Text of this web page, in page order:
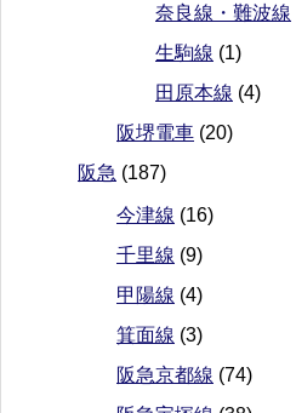
奈良線・難波線
生駒線 (1)
田原本線 (4)
阪堺電車 (20)
阪急 (187)
今津線 (16)
千里線 (9)
甲陽線 (4)
箕面線 (3)
阪急京都線 (74)